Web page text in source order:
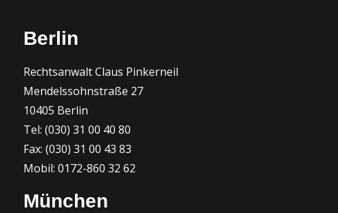
Berlin
Rechtsanwalt Claus Pinkerneil
Mendelssohnstraße 27
10405 Berlin
Tel: (030) 31 00 40 80
Fax: (030) 31 00 43 83
Mobil: 0172-860 32 62
München